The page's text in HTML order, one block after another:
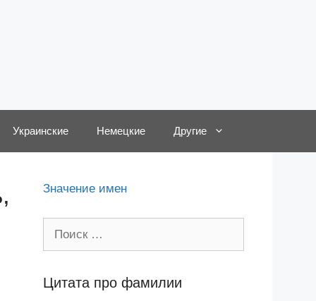
Украинские Немецкие Другие
Значение имен
Цитата про фамилии